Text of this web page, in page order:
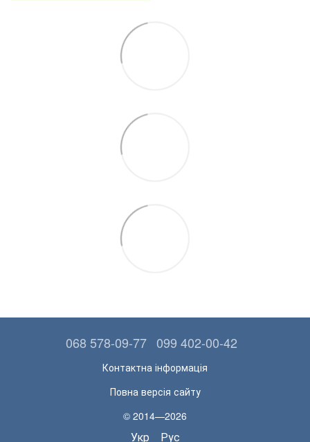
068 578-09-77 099 402-00-42
Контактна інформація
Повна версія сайту
© 2014—2026
Укр Рус